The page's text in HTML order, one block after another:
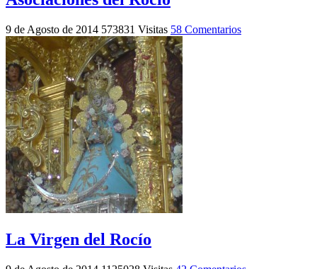
9 de Agosto de 2014 573831 Visitas 58 Comentarios
La Virgen del Rocío